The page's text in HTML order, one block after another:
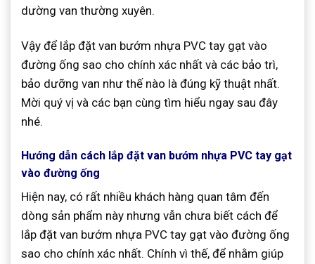
dường van thường xuyên.
Vậy để lắp đặt van bướm nhựa PVC tay gạt vào
đường ống sao cho chính xác nhất và các bảo trì,
bảo dưỡng van như thế nào là đúng kỹ thuật nhất.
Mời quý vị và các bạn cùng tìm hiểu ngay sau đây
nhé.
Hướng dẫn cách lắp đặt van bướm nhựa PVC tay gạt
vào đường ống
Hiện nay, có rất nhiều khách hàng quan tâm đến
dòng sản phẩm này nhưng vẫn chưa biết cách để
lắp đặt van bướm nhựa PVC tay gạt vào đường ống
sao cho chính xác nhất. Chính vì thế, để nhằm giúp